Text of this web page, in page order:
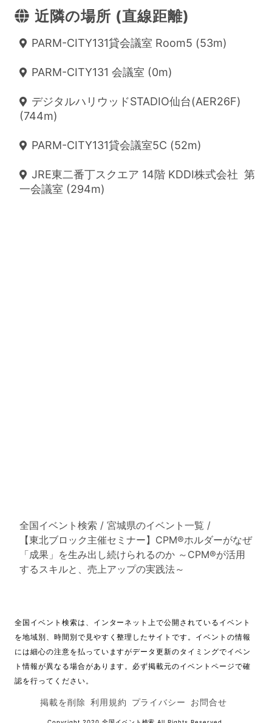
近隣の場所 (直線距離)
PARM-CITY131貸会議室 Room5 (53m)
PARM-CITY131 会議室 (0m)
デジタルハリウッドSTADIO仙台(AER26F)
(744m)
PARM-CITY131貸会議室5C (52m)
JRE東二番丁スクエア 14階 KDDI株式会社 第
一会議室 (294m)
全国イベント検索 / 宮城県のイベント一覧 /
【東北ブロック主催セミナー】CPM®ホルダーがなぜ
「成果」を生み出し続けられるのか ～CPM®が活用
するスキルと、売上アップの実践法～
全国イベント検索は、インターネット上で公開されているイベント
を地域別、時間別で見やすく整理したサイトです。イベントの情報
には細心の注意を払っていますがデータ更新のタイミングでイベン
ト情報が異なる場合があります。必ず掲載元のイベントページで確
認を行ってください。
掲載を削除 利用規約 プライバシー お問合せ